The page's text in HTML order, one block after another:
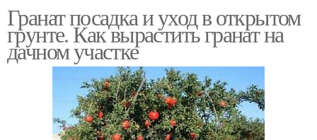
Гранат посадка и уход в открытом
грунте. Как вырастить гранат на
дачном участке